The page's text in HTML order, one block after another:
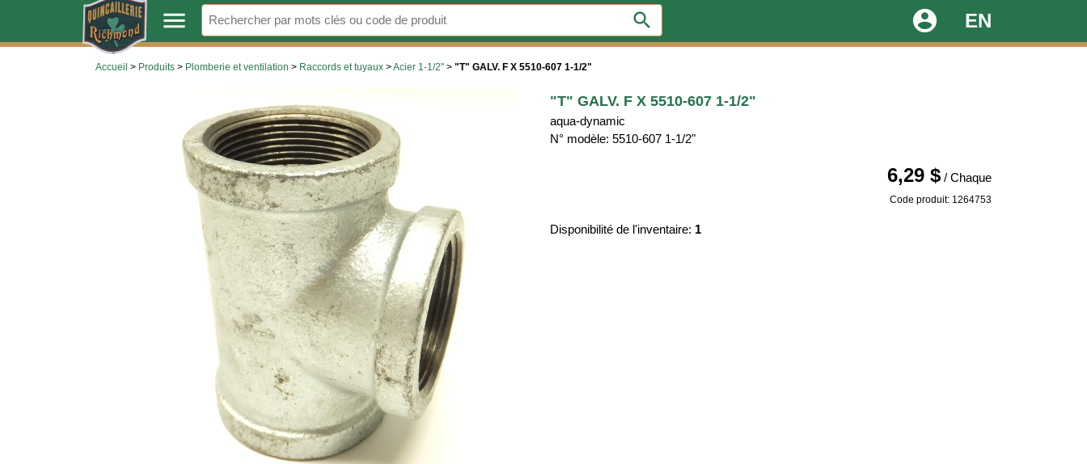
. menu search EN
account_circle
Accueil > Produits > Plomberie et ventilation > Raccords et tuyaux >Acier 1-1/2" > "T" GALV. F X 5510-607 1-1/2"
"T" GALV. F X 5510-607 1-1/2"
aqua-dynamic
N° modèle: 5510-607 1-1/2"
6,29 $/ Chaque
Code produit: 1264753
Disponibilité de l'inventaire: 1